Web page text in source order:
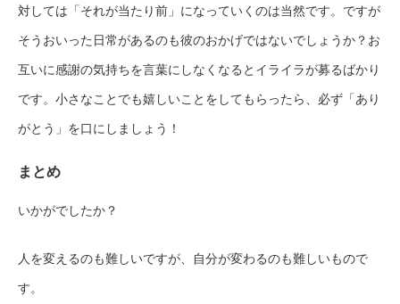
対しては「それが当たり前」になっていくのは当然です。ですが
そうおいった日常があるのも彼のおかげではないでしょうか？お
互いに感謝の気持ちを言葉にしなくなるとイライラが募るばかり
です。小さなことでも嬉しいことをしてもらったら、必ず「あり
がとう」を口にしましょう！
まとめ
いかがでしたか？
人を変えるのも難しいですが、自分が変わるのも難しいもので
す。